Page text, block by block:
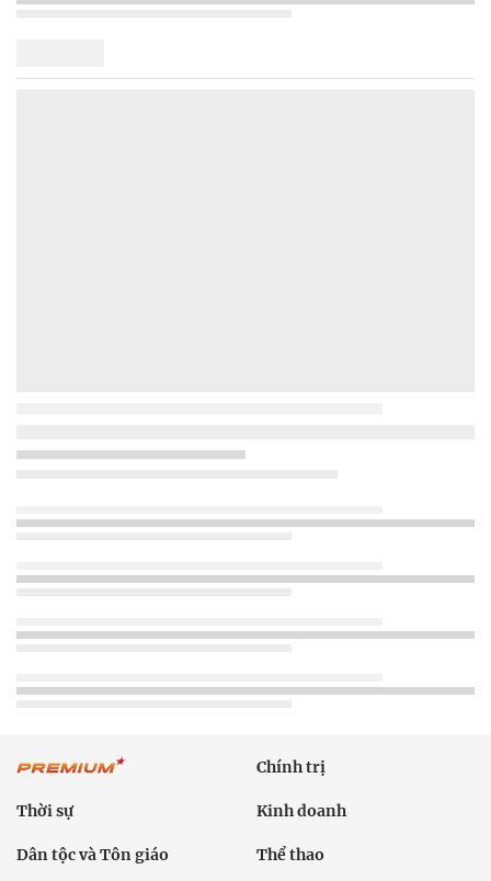
Chính trị
Thời sự Kinh doanh
Dân tộc và Tôn giáo Thể thao